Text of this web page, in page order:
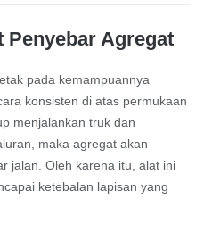
Penyebar Agregat
pada kemampuannya
konsisten di atas permukaan
menjalankan truk dan
maka agregat akan
jalan. Oleh karena itu, alat ini
ketebalan lapisan yang